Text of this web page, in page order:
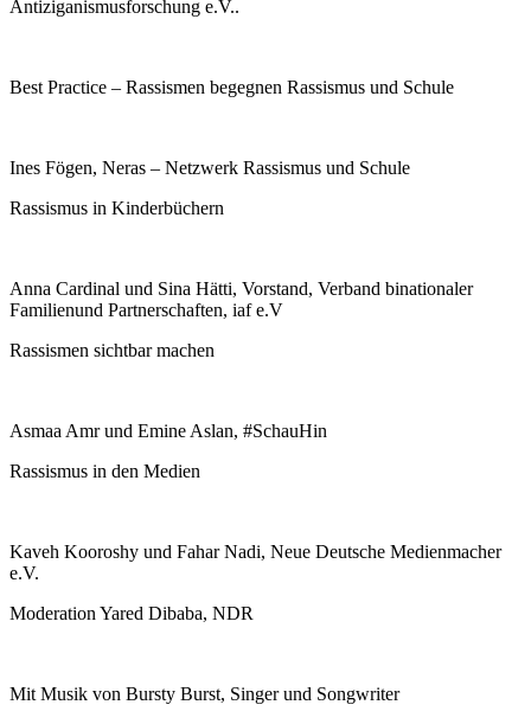
Antiziganismusforschung e.V..
Best Practice – Rassismen begegnen Rassismus und Schule
Ines Fögen, Neras – Netzwerk Rassismus und Schule
Rassismus in Kinderbüchern
Anna Cardinal und Sina Hätti, Vorstand, Verband binationaler
Familienund Partnerschaften, iaf e.V
Rassismen sichtbar machen
Asmaa Amr und Emine Aslan, #SchauHin
Rassismus in den Medien
Kaveh Kooroshy und Fahar Nadi, Neue Deutsche Medienmacher
e.V.
Moderation Yared Dibaba, NDR
Mit Musik von Bursty Burst, Singer und Songwriter